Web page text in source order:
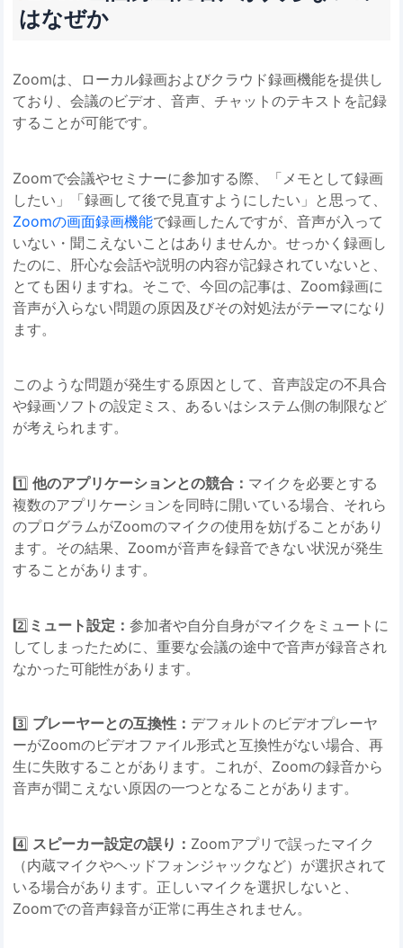
はなぜか
Zoomは、ローカル録画およびクラウド録画機能を提供し
ており、会議のビデオ、音声、チャットのテキストを記録
することが可能です。
Zoomで会議やセミナーに参加する際、「メモとして録画
したい」「録画して後で見直すようにしたい」と思って、
Zoomの画面録画機能で録画したんですが、音声が入って
いない・聞こえないことはありませんか。せっかく録画し
たのに、肝心な会話や説明の内容が記録されていないと、
とても困りますね。そこで、今回の記事は、Zoom録画に
音声が入らない問題の原因及びその対処法がテーマになり
ます。
このような問題が発生する原因として、音声設定の不具合
や録画ソフトの設定ミス、あるいはシステム側の制限など
が考えられます。
1️⃣ 他のアプリケーションとの競合： マイクを必要とする
複数のアプリケーションを同時に開いている場合、それら
のプログラムがZoomのマイクの使用を妨げることがあり
ます。その結果、Zoomが音声を録音できない状況が発生
することがあります。
2️⃣ ミュート設定：参加者や自分自身がマイクをミュートに
してしまったために、重要な会議の途中で音声が録音され
なかった可能性があります。
3️⃣ プレーヤーとの互換性： デフォルトのビデオプレーヤ
ーがZoomのビデオファイル形式と互換性がない場合、再
生に失敗することがあります。これが、Zoomの録音から
音声が聞こえない原因の一つとなることがあります。
4️⃣ スピーカー設定の誤り： Zoomアプリで誤ったマイク
（内蔵マイクやヘッドフォンジャックなど）が選択されて
いる場合があります。正しいマイクを選択しないと、
Zoomでの音声録音が正常に再生されません。